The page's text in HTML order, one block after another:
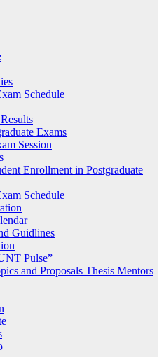
Schedule
Exams
Session
Enrollment in Postgraduate
Schedule
Guidlines
Pulse”
and Proposals Thesis Mentors